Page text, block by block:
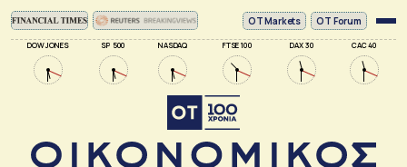
DOW JONES SP 500 NASDAQ FTSE 100 DAX 30 CAC 40
ΟΤ Markets OT Forum